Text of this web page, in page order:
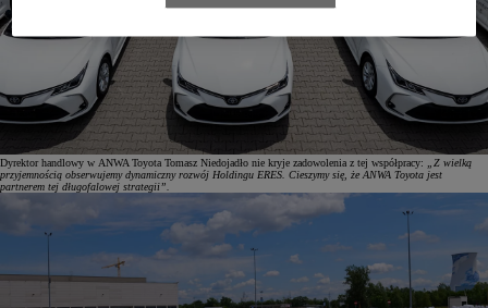
Dyrektor handlowy w ANWA Toyota Tomasz Niedojadło nie kryje zadowolenia z tej współpracy:
„Z wielką
przyjemnością obserwujemy dynamiczny rozwój Holdingu ERES. Cieszymy się, że ANWA Toyota jest
partnerem tej długofalowej strategii”.